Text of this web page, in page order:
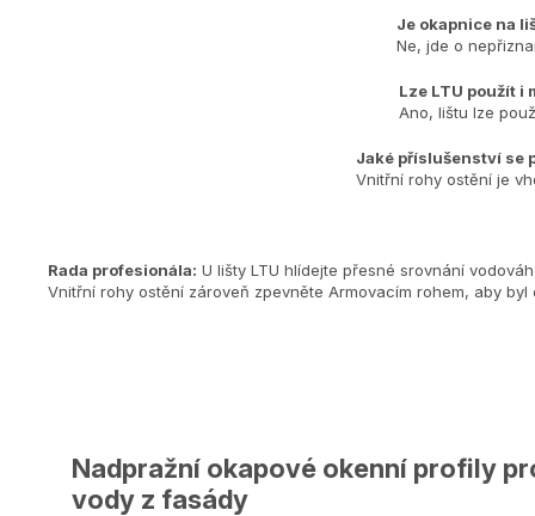
Je okapnice na
Ne, jde o
Lze LTU použít i
Ano, lištu lze
Jaké příslušenství se
Vnitřní rohy ostění je
Rada profesionála: U lišty LTU hlídejte přesné srovnání
Vnitřní rohy ostění zároveň zpevněte Armovacím rohem, aby
Nadpražní okapové okenní profily
vody z fasády